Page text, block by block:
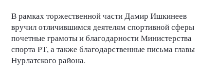
В рамках торжественной части Дамир Ишкинеев
вручил отличившимся деятелям спортивной сферы
почетные грамоты и благодарности Министерства
спорта РТ, а также благодарственные письма главы
Нурлатского района.